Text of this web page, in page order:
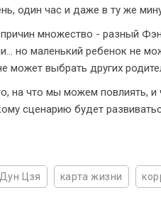
один час и даже в ту же
множество - разный
но маленький ребенок не
может выбрать других
на что мы можем повлиять, и
сценарию будет
Цзя карта жизни